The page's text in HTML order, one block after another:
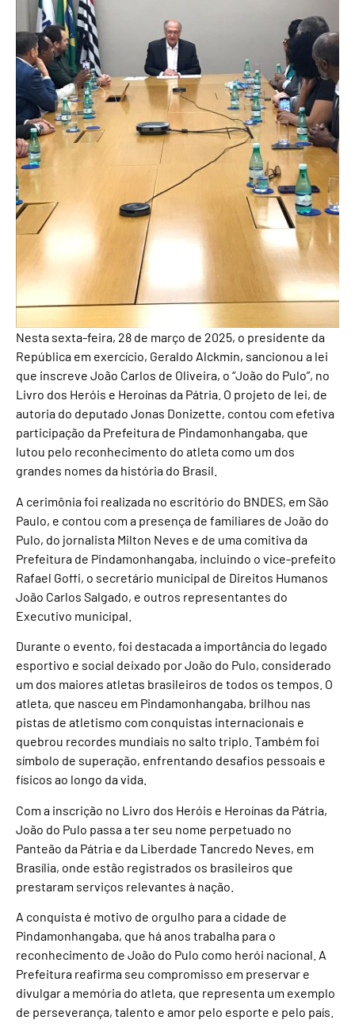
Nesta sexta-feira, 28 de março de 2025, o presidente da
República em exercício, Geraldo Alckmin, sancionou a lei
que inscreve João Carlos de Oliveira, o “João do Pulo”, no
Livro dos Heróis e Heroínas da Pátria. O projeto de lei, de
autoria do deputado Jonas Donizette, contou com efetiva
participação da Prefeitura de Pindamonhangaba, que
lutou pelo reconhecimento do atleta como um dos
grandes nomes da história do Brasil.
A cerimônia foi realizada no escritório do BNDES, em São
Paulo, e contou com a presença de familiares de João do
Pulo, do jornalista Milton Neves e de uma comitiva da
Prefeitura de Pindamonhangaba, incluindo o vice-prefeito
Rafael Goffi, o secretário municipal de Direitos Humanos
João Carlos Salgado, e outros representantes do
Executivo municipal.
Durante o evento, foi destacada a importância do legado
esportivo e social deixado por João do Pulo, considerado
um dos maiores atletas brasileiros de todos os tempos. O
atleta, que nasceu em Pindamonhangaba, brilhou nas
pistas de atletismo com conquistas internacionais e
quebrou recordes mundiais no salto triplo. Também foi
símbolo de superação, enfrentando desafios pessoais e
físicos ao longo da vida.
Com a inscrição no Livro dos Heróis e Heroínas da Pátria,
João do Pulo passa a ter seu nome perpetuado no
Panteão da Pátria e da Liberdade Tancredo Neves, em
Brasília, onde estão registrados os brasileiros que
prestaram serviços relevantes à nação.
A conquista é motivo de orgulho para a cidade de
Pindamonhangaba, que há anos trabalha para o
reconhecimento de João do Pulo como herói nacional. A
Prefeitura reafirma seu compromisso em preservar e
divulgar a memória do atleta, que representa um exemplo
de perseverança, talento e amor pelo esporte e pelo país.